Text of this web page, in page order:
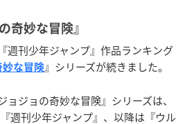
奇妙な冒険』
週刊少年ジャンプ』作品ランキング
妙な冒険』シリーズが続きました。
ジョの奇妙な冒険』シリーズは、
週刊少年ジャンプ』、以降は『ウル